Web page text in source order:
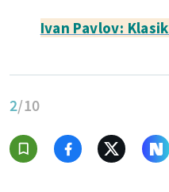
Ivan Pavlov:
2/10